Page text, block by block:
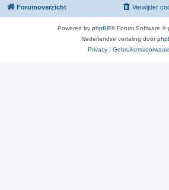
Forumoverzicht Verwijder
Powered by phpBB® Forum Software ©
Nederlandse vertaling door
Privacy |